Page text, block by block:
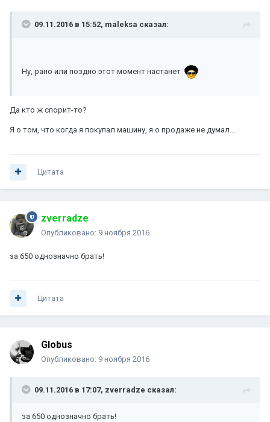
09.11.2016 в 15:52, maleksa сказал:
Ну, рано или поздно этот момент настанет
Да кто ж спорит-то?
Я о том, что когда я покупал машину, я о продаже не думал...
Цитата
zverradze
Опубликовано: 9 ноября 2016
за 650 однозначно брать!
Цитата
Globus
Опубликовано: 9 ноября 2016
09.11.2016 в 17:07, zverradze сказал:
за 650 однозначно брать!